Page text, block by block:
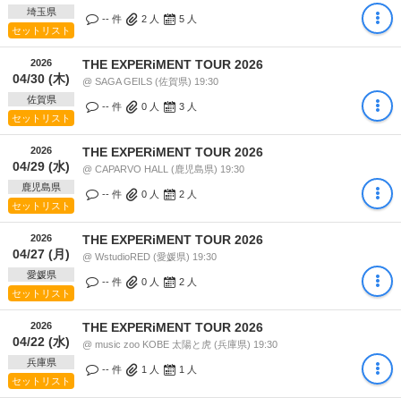
埼玉県
セットリスト
-- 件 2 人 5 人
2026
04/30 (木)
佐賀県
セットリスト
THE EXPERiMENT TOUR 2026
@ SAGA GEILS (佐賀県) 19:30
-- 件 0 人 3 人
2026
04/29 (水)
鹿児島県
セットリスト
THE EXPERiMENT TOUR 2026
@ CAPARVO HALL (鹿児島県) 19:30
-- 件 0 人 2 人
2026
04/27 (月)
愛媛県
セットリスト
THE EXPERiMENT TOUR 2026
@ WstudioRED (愛媛県) 19:30
-- 件 0 人 2 人
2026
04/22 (水)
兵庫県
セットリスト
THE EXPERiMENT TOUR 2026
@ music zoo KOBE 太陽と虎 (兵庫県) 19:30
-- 件 1 人 1 人